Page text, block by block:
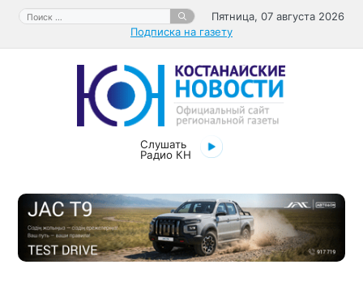
Перейти
содержимому
Поиск:
Пятница, 07 августа 2026
Подписка на газету
Слушать
Радио КН